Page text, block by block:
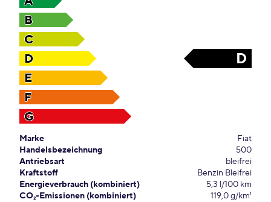
B
C
D
D
E
F
G
Marke
Fiat
Handelsbezeichnung
500
Antriebsart
bleifrei
Kraftstoff
Benzin Bleifrei
Energieverbrauch (kombiniert)
5,3 l/100 km
CO₂-Emissionen (kombiniert)
119,0 g/km¹